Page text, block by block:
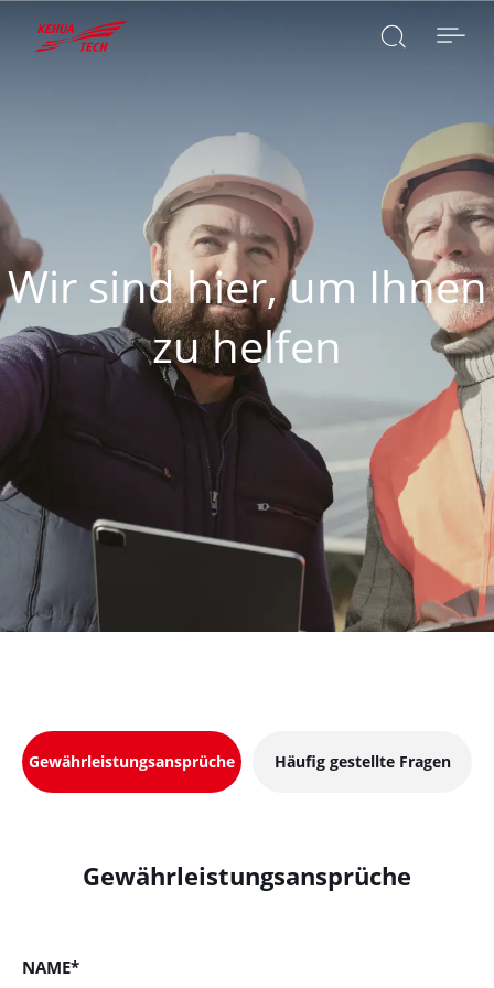

SUCHE
Wir sind hier, um Ihnen
zu helfen
Gewährleistungsansprüche Häufig gestellte Fragen
Gewährleistungsansprüche
NAME*